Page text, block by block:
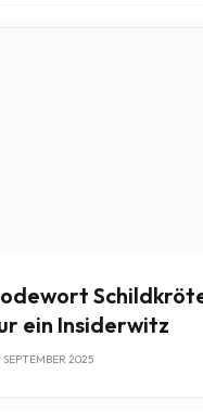
ein Insiderwitz
SEPTEMBER 2025